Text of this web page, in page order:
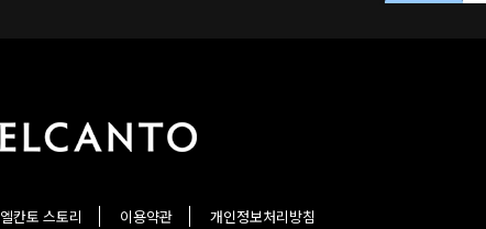
엘칸토 스토리 이용약관 개인정보처리방침